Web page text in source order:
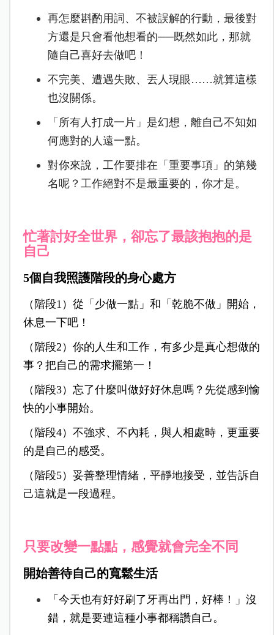
再怎麼斟酌用詞、不被誤解的行動，最後對
方還是只會看他想看的──既然如此，那就
隨自己喜好去做吧！
不完美、遭遇失敗、丟人現眼……就算這樣
也沒關係。
「所有人打成一片」是幻想，離自己不知如
何應對的人遠一點。
對你來說，工作要排在「重要事項」的第幾
名呢？工作絕對不是最重要的，你才是。
忙著討好全世界，卻忘了最該抱抱的是
自己
5個自我照護階段的身心處方
（階段1）從「少做一點」和「乾脆不做」開始，
休息一下吧！
（階段2）你的人生和工作，有多少是真心想做的
事？把自己的需求擺第一！
（階段3）忘了什麼叫做好好休息嗎？先從感到愉
快的小事開始。
（階段4）不強求、不內耗，與人相處時，更重要
的是自己的感受。
（階段5）妥善整理情緒，平靜地接受，並告訴自
己這就是一段過程。
只要改變一點點，感覺就會完全不同
開始善待自己的寬鬆生活
「今天也有好好刷了牙再出門，好棒！」沒
錯，就是要連這種小事都稱讚自己。